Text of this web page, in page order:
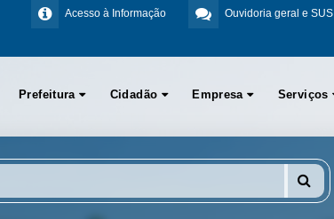
Ouvidoria geral e SUS
Acesso à Informação
Prefeitura Cidadão Empresa Serviços